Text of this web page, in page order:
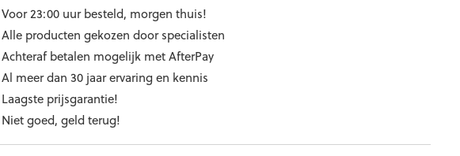
Voor 23:00 uur besteld, morgen thuis!
Alle producten gekozen door specialisten
Achteraf betalen mogelijk met AfterPay
Al meer dan 30 jaar ervaring en kennis
Laagste prijsgarantie!
Niet goed, geld terug!